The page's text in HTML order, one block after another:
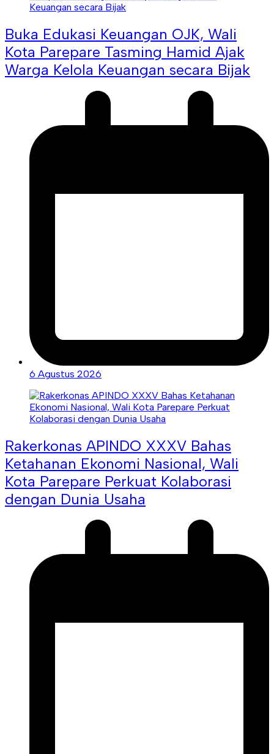
Buka Edukasi Keuangan OJK, Wali
Kota Parepare Tasming Hamid Ajak
Warga Kelola Keuangan secara Bijak
6 Agustus 2026
Rakerkonas APINDO XXXV Bahas
Ketahanan Ekonomi Nasional, Wali
Kota Parepare Perkuat Kolaborasi
dengan Dunia Usaha